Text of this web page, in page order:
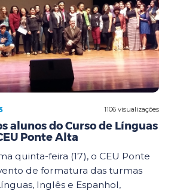
1106 visualizações
alunos do Curso de Línguas
Ponte Alta
quinta-feira (17), o CEU Ponte
de formatura das turmas
Inglês e Espanhol,